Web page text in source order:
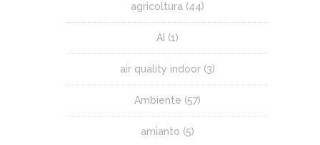
agricoltura(44)
AI (1)
air quality indoor(3)
Ambiente (57)
amianto (5)